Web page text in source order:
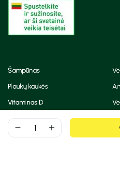
remove add
Šampūnas
Plaukų kaukės
Vitaminas D
Korėjietiška kosmetika
Dezodorantas